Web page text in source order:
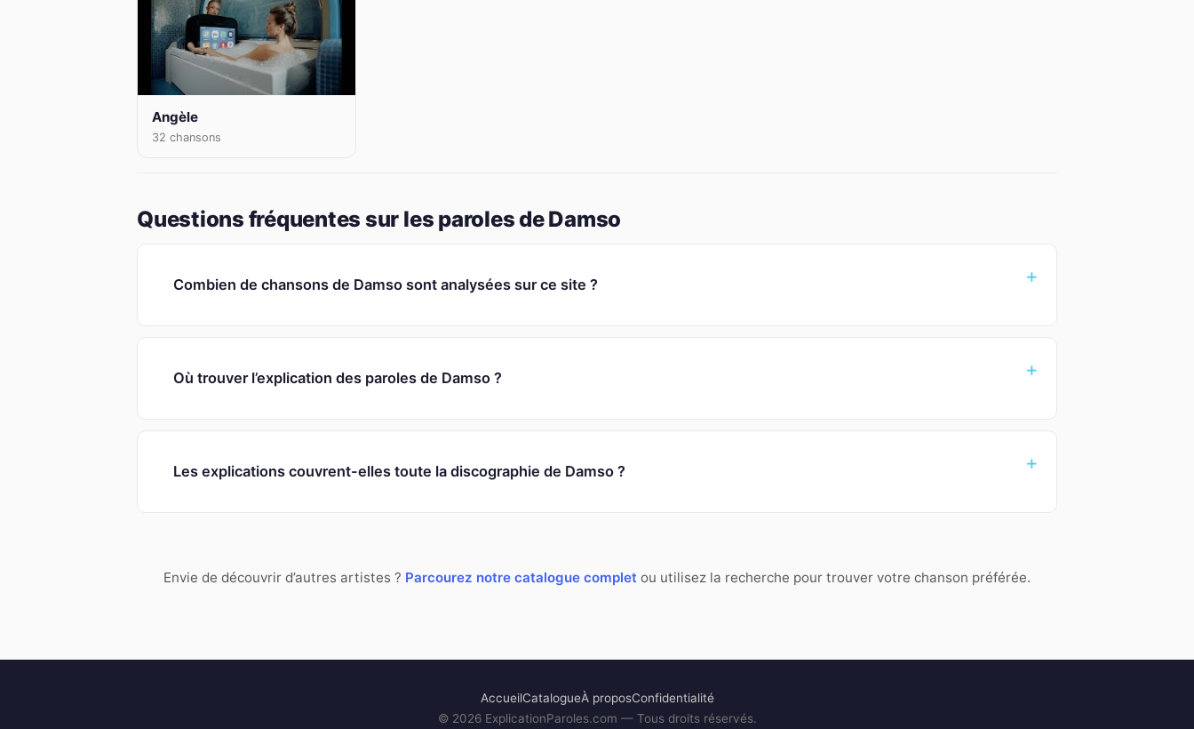
Angèle
32 chansons
Questions fréquentes sur les paroles de Damso
Combien de chansons de Damso sont analysées sur ce site ?
Où trouver l’explication des paroles de Damso ?
Les explications couvrent-elles toute la discographie de Damso ?
Envie de découvrir d’autres artistes ? Parcourez notre catalogue complet ou utilisez la recherche pour trouver votre chanson préférée.
AccueilCatalogueÀ proposConfidentialité
© 2026ExplicationParoles.com — Tous droits réservés.